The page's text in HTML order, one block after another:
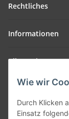
Wie wir
Durch Klicken
Einsatz
Rechtliches
Informationen
Allgemein
Teil unseres
SmoliTec -